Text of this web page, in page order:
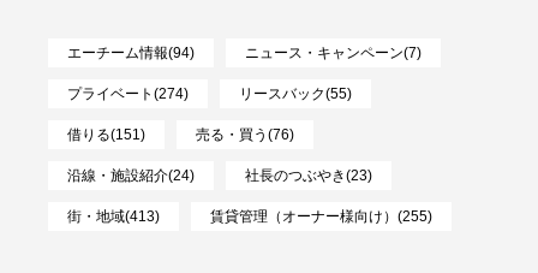
エーチーム情報(94) ニュース・キャンペーン(7)
プライベート(274) リースバック(55)
借りる(151) 売る・買う(76)
沿線・施設紹介(24) 社長のつぶやき(23)
街・地域(413) 賃貸管理（オーナー様向け）(255)